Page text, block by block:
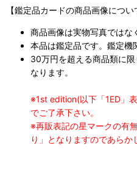
【鑑定品カードの商品画像につい
商品画像は実物写真ではな
本品は鑑定品です。鑑定機
30万円を超える商品類に
なります。
※1st edition(以下「1ED」
でご了承下さい。
※再販表記の星マークの有
り」となりますのであら